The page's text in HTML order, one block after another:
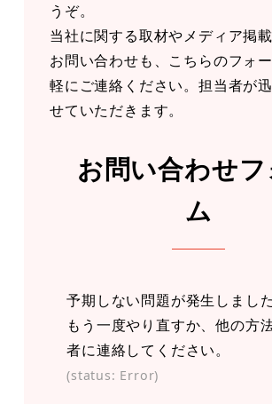
うぞ。
当社に関する取材やメディア掲
お問い合わせも、こちらのフォ
軽にご連絡ください。担当者が
せていただきます。
お問い合わせ
ム
予期しない問題が発生しまし
もう一度やり直すか、他の方
者に連絡してください。
(status: Error)